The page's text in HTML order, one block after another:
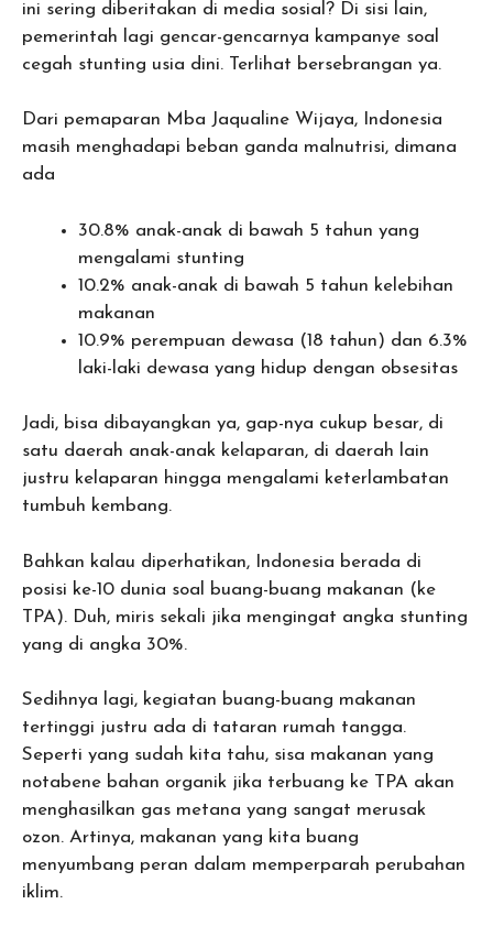
ini sering diberitakan di media sosial? Di sisi lain,
pemerintah lagi gencar-gencarnya kampanye soal
cegah stunting usia dini. Terlihat bersebrangan ya.
Dari pemaparan Mba Jaqualine Wijaya, Indonesia
masih menghadapi beban ganda malnutrisi, dimana
ada
30.8% anak-anak di bawah 5 tahun yang
mengalami stunting
10.2% anak-anak di bawah 5 tahun kelebihan
makanan
10.9% perempuan dewasa (18 tahun) dan 6.3%
laki-laki dewasa yang hidup dengan obsesitas
Jadi, bisa dibayangkan ya, gap-nya cukup besar, di
satu daerah anak-anak kelaparan, di daerah lain
justru kelaparan hingga mengalami keterlambatan
tumbuh kembang.
Bahkan kalau diperhatikan, Indonesia berada di
posisi ke-10 dunia soal buang-buang makanan (ke
TPA). Duh, miris sekali jika mengingat angka stunting
yang di angka 30%.
Sedihnya lagi, kegiatan buang-buang makanan
tertinggi justru ada di tataran rumah tangga.
Seperti yang sudah kita tahu, sisa makanan yang
notabene bahan organik jika terbuang ke TPA akan
menghasilkan gas metana yang sangat merusak
ozon. Artinya, makanan yang kita buang
menyumbang peran dalam memperparah perubahan
iklim.